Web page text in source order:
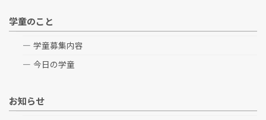
学童のこと
学童募集内容
今日の学童
お知らせ